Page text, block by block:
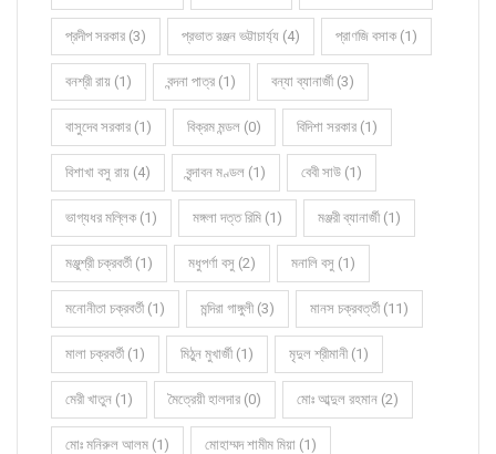
প্রদীপ সরকার (3) প্রভাত রঞ্জন ভট্টাচার্য্য (4) প্রাণজি বসাক (1)
বনশ্রী রায় (1) বন্দনা পাত্র (1) বন্যা ব্যানার্জী (3)
বাসুদেব সরকার (1) বিক্রম মন্ডল (0) বিদিশা সরকার (1)
বিশাখা বসু রায় (4) বৃন্দাবন মণ্ডল (1) বেবী সাউ (1)
ভাগ্যধর মল্লিক (1) মঙ্গলা দত্ত রিমি (1) মঞ্জরী ব্যানার্জী (1)
মঞ্জুশ্রী চক্রবর্তী (1) মধুপর্ণা বসু (2) মনালি বসু (1)
মনোনীতা চক্রবর্তী (1) মন্দিরা গাঙ্গুলী (3) মানস চক্রবর্ত্তী (11)
মালা চক্রবর্তী (1) মিঠুন মুখার্জী (1) মৃদুল শ্রীমানী (1)
মেরী খাতুন (1) মৈত্রেয়ী হালদার (0) মোঃ আব্দুল রহমান (2)
মোঃ মনিরুল আলম (1) মোহাম্মদ শামীম মিয়া (1)